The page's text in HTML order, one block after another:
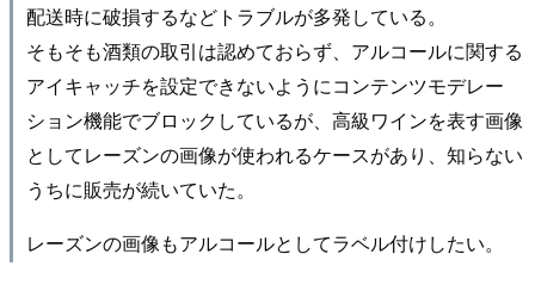
配送時に破損するなどトラブルが多発している。
そもそも酒類の取引は認めておらず、アルコールに関する
アイキャッチを設定できないように コンテンツモデレー
ション機能でブロックしているが、高級ワインを表す画像
としてレーズンの画像が 使われるケースがあり、知らない
うちに販売が続いていた。
レーズンの画像もアルコールとしてラベル付けしたい。